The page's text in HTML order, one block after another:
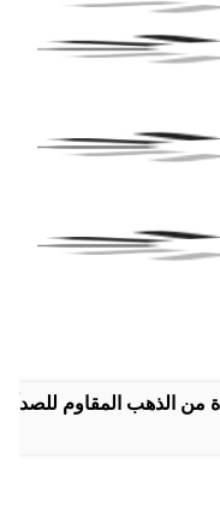
من الذهب المقاوم